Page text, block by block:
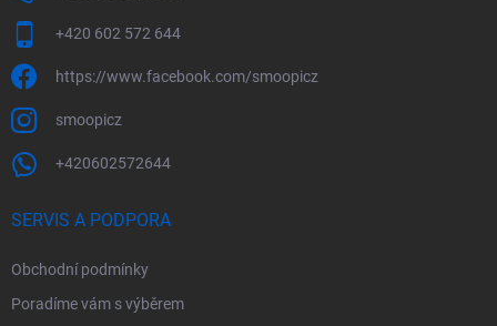
+420 602 572 644
https://www.facebook.com/smoopicz
smoopicz
+420602572644
SERVIS A PODPORA
Obchodní podmínky
Poradíme vám s výběrem